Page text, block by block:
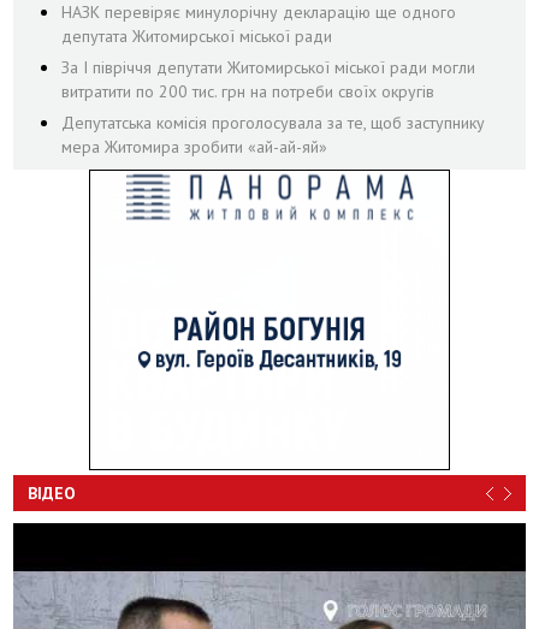
НАЗК перевіряє минулорічну декларацію ще одного
депутата Житомирської міської ради
За І півріччя депутати Житомирської міської ради могли
витратити по 200 тис. грн на потреби своїх округів
Депутатська комісія проголосувала за те, щоб заступнику
мера Житомира зробити «ай-ай-яй»
ВІДЕО